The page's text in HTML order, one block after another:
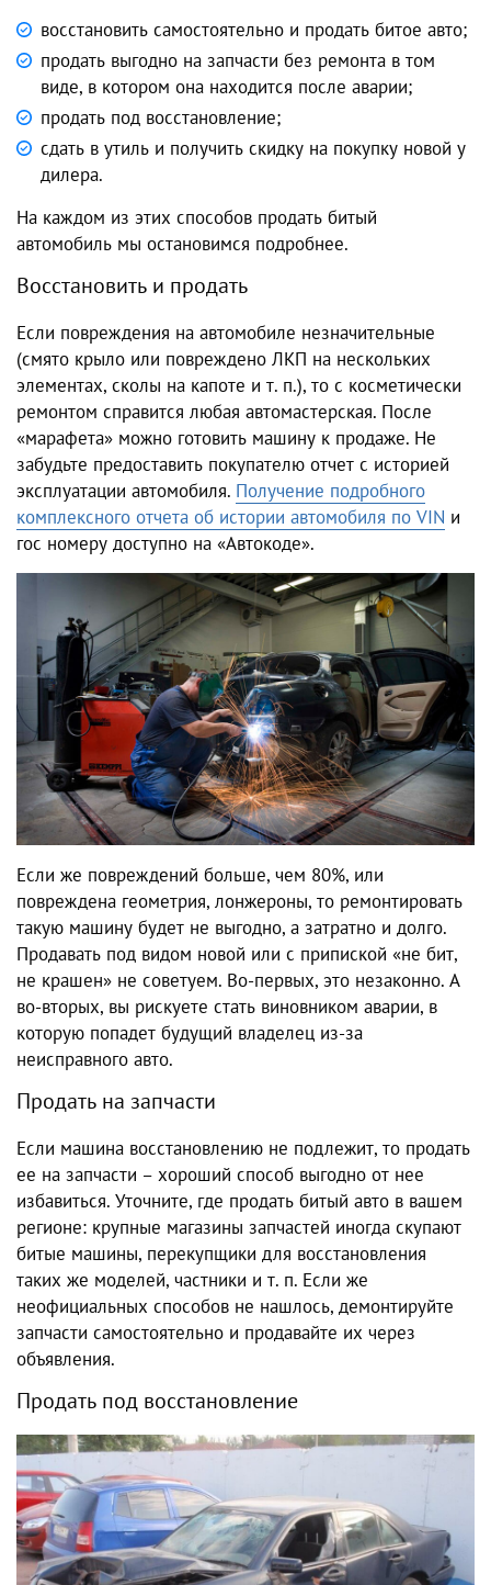
восстановить самостоятельно и продать битое авто;
продать выгодно на запчасти без ремонта в том
виде, в котором она находится после аварии;
продать под восстановление;
сдать в утиль и получить скидку на покупку новой у
дилера.
На каждом из этих способов продать битый
автомобиль мы остановимся подробнее.
Восстановить и продать
Если повреждения на автомобиле незначительные
(смято крыло или повреждено ЛКП на нескольких
элементах, сколы на капоте и т. п.), то с косметически
ремонтом справится любая автомастерская. После
«марафета» можно готовить машину к продаже. Не
забудьте предоставить покупателю отчет с историей
эксплуатации автомобиля. Получение подробного
комплексного отчета об истории автомобиля по VIN и
гос номеру доступно на «Автокоде».
Если же повреждений больше, чем 80%, или
повреждена геометрия, лонжероны, то ремонтировать
такую машину будет не выгодно, а затратно и долго.
Продавать под видом новой или с припиской «не бит,
не крашен» не советуем. Во-первых, это незаконно. А
во-вторых, вы рискуете стать виновником аварии, в
которую попадет будущий владелец из-за
неисправного авто.
Продать на запчасти
Если машина восстановлению не подлежит, то продать
ее на запчасти – хороший способ выгодно от нее
избавиться. Уточните, где продать битый авто в вашем
регионе: крупные магазины запчастей иногда скупают
битые машины, перекупщики для восстановления
таких же моделей, частники и т. п. Если же
неофициальных способов не нашлось, демонтируйте
запчасти самостоятельно и продавайте их через
объявления.
Продать под восстановление